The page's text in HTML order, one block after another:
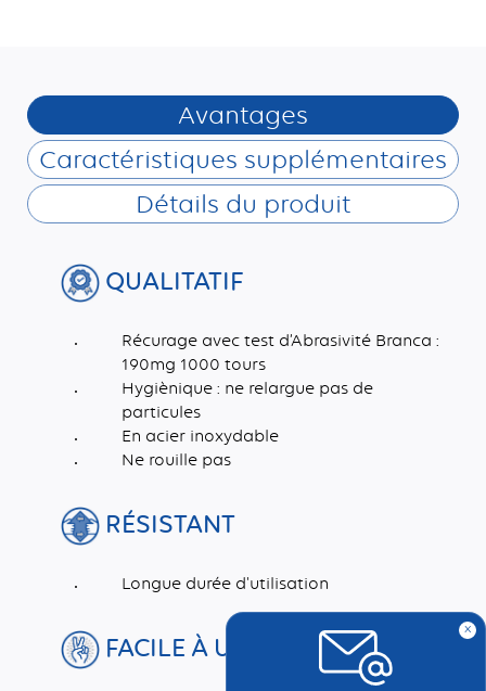
Avantages
Caractéristiques supplémentaires
Détails du produit
QUALITATIF
Récurage avec test d’Abrasivité Branca :
190mg 1000 tours
Hygiènique : ne relargue pas de
particules
En acier inoxydable
Ne rouille pas
RÉSISTANT
Longue durée d'utilisation
FACILE À UTILISER
x